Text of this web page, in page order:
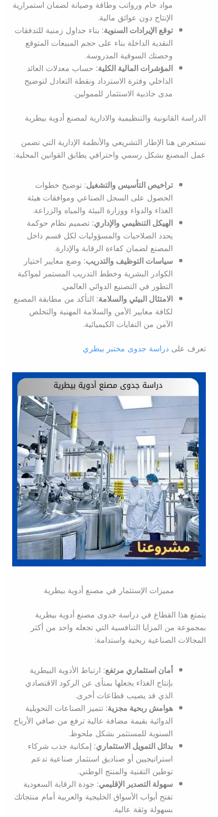
مواد خام ورواتب وطاقة وصيانة لضمان استمرارية
الإنتاج دون عوائق مالية.
توقع الإيرادات السنوية:بناء جداول زمنية للتدفقات
النقدية الداخلة بناء على حجم المبيعات المتوقع
وحصتك السوقية المدروسة.
المؤشرات المالية الكلية:حساب معدلات العائد
الداخلي وفترة الاسترداد ونقطة التعادل لتوضيح
مدى جاذبية الاستثمار للممولين.
الدراسة القانونية والتنظيمية والادارية لمصنع أدوية بيطرية
نستعرض هنا الإطار التشريعي والأنظمة الإدارية التي تضمن
عمل المصنع بشكل رسمي واحترافي يطابق القوانين المحلية:
تراخيص التأسيس والتشغيل:توضيح خطوات
الحصول على السجل الصناعي وموافقات هيئة
الغذاء والدواء ووزارة البيئة والمياه والزراعة.
الهيكل التنظيمي والإداري:تصميم نظام حوكمة
يحدد الصلاحيات والمسؤوليات لكل قسم داخل
المصنع لضمان كفاءة الرقابة والإدارة.
سياسات التوظيف والتدريب:وضع معايير اختيار
الكوادر البشرية وخطط التدريب المستمر لمواكبة
التطور في التصنيع الدوائي العالمي.
الامتثال البيئي والسلامة:التأكد من مطابقة المصنع
لكافة معايير الأمن والسلامة المهنية والتخلص
الآمن من النفايات الكيميائية.
تعرف على دراسة جدوى مختبر بيطري
مميزات الإستثمار في مصنع أدوية بيطرية
يتمتع هذا القطاع في دراسة جدوى مصنع أدوية بيطرية
بمجموعة من المزايا التنافسية التي تجعله واحد من أكثر
المجالات الصناعية ربحية واستدامة:
أمان استثماري مرتفع:ارتباط الأدوية البيطرية
بإنتاج الغذاء يجعلها بمنأى عن الركود الاقتصادي
الذي قد يصيب قطاعات أخرى.
هوامش ربحية مجزية:تتميز الصناعات التحويلية
الدوائية بقيمة مضافة عالية ترفع من صافي الأرباح
السنوية للمستثمر بشكل ملحوظ.
بدائل التمويل الاستثماري:إمكانية جذب شركاء
استراتيجيين أو صناديق استثمار صناعية تدعم
توطين التقنية والمنتج الوطني.
سهولة التصدير الإقليمي:جودة الرقابة السعودية
تفتح أبواب الأسواق الخليجية والعربية أمام منتجاتك
بسهولة وثقة عالية.